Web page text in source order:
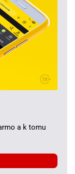
a k tomu